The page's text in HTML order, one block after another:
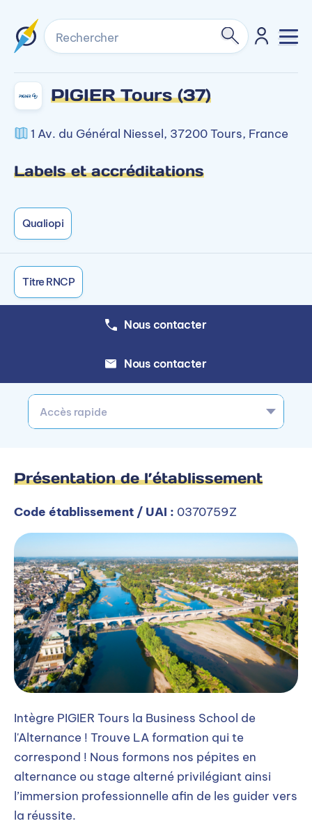
Rechercher
PIGIER Tours (37)
1 Av. du Général Niessel, 37200 Tours, France
Labels et accréditations
Qualiopi
Titre RNCP
Nous contacter
Nous contacter
Accès rapide
Présentation de l’établissement
Code établissement / UAI : 0370759Z
Intègre PIGIER Tours la Business School de
l'Alternance ! Trouve LA formation qui te
correspond ! Nous formons nos pépites en
alternance ou stage alterné privilégiant ainsi
l’immersion professionnelle afin de les guider vers
la réussite.